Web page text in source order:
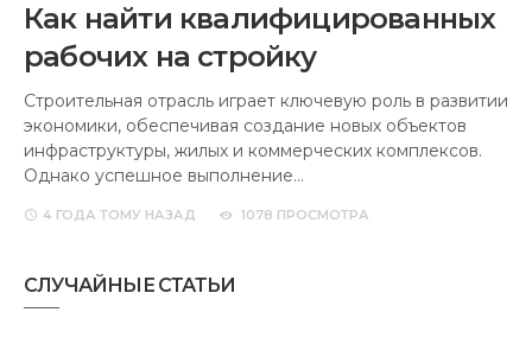
Как найти квалифицированных
рабочих на стройку
Строительная отрасль играет ключевую роль в развитии
экономики, обеспечивая создание новых объектов
инфраструктуры, жилых и коммерческих комплексов.
Однако успешное выполнение…
4 ГОДА ТОМУ НАЗАД 1078 ПРОСМОТРА
СЛУЧАЙНЫЕ СТАТЬИ